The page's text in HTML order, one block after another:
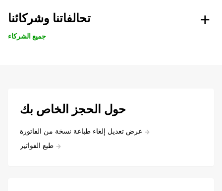
تحالفاتنا وشركائنا
جميع الشركاء
حول الحجز الخاص بك
عرض تعديل إلغاء طباعة نسخة من الفاتورة
طبع الفواتير